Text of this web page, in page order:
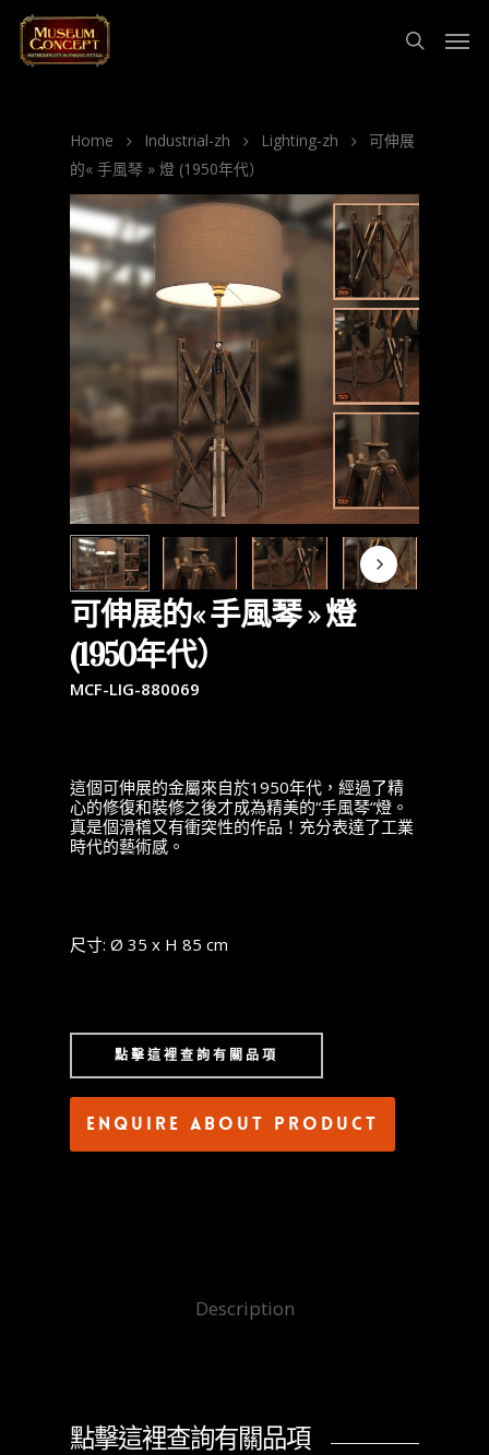
Home Industrial-zh Lighting-zh
可伸展
的« 手風琴 » 燈 (1950年代）
可伸展的« 手風琴 » 燈
(1950年代）
MCF-LIG-880069
這個可伸展的金屬來自於1950年代，經過了精
心的修復和裝修之後才成為精美的“手風琴“燈。
真是個滑稽又有衝突性的作品！充分表達了工業
時代的藝術感。
尺寸: Ø 35 x H 85 cm
點擊這裡查詢有關品項
Enquire about product
Description
點擊這裡查詢有關品項